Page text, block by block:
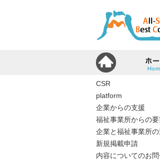
CSR
platform
企業からの支援
福祉事業所からの要
企業と福祉事業所の
新規掲載申請
内容についてのお